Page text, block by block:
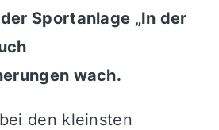
Sportanlage „In der
wach.
den kleinsten